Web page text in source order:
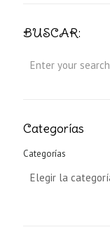
BUSCAR:
Categorías
Categorías